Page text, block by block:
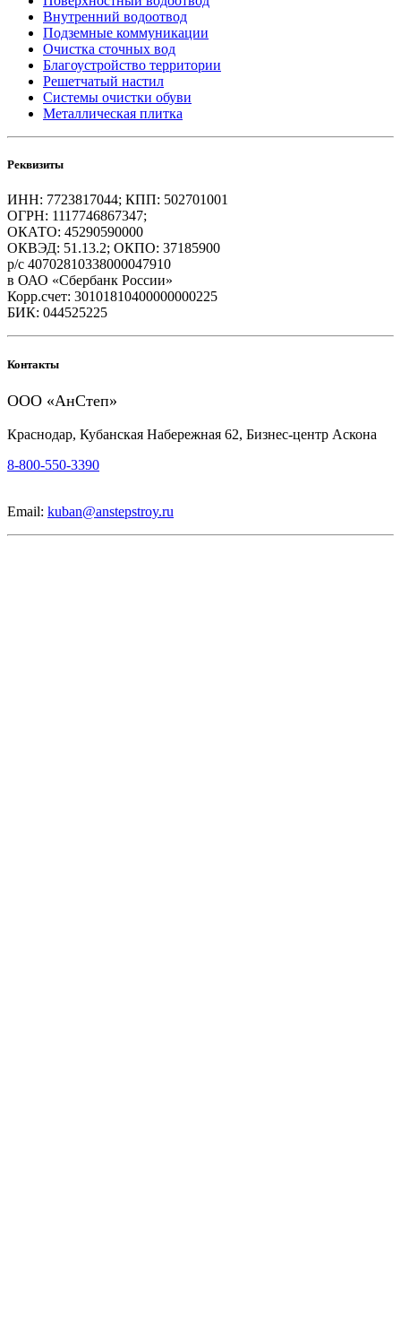
Внутренний водоотвод
Подземные коммуникации
Очистка сточных вод
Благоустройство территории
Решетчатый настил
Системы очистки обуви
Металлическая плитка
Реквизиты
ИНН: 7723817044; КПП: 502701001
ОГРН: 1117746867347;
ОКАТО: 45290590000
ОКВЭД: 51.13.2; ОКПО: 37185900
р/с 40702810338000047910
в ОАО «Сбербанк России»
Корр.счет: 30101810400000000225
БИК: 044525225
Контакты
ООО «АнСтеп»
Краснодар, Кубанская Набережная 62, Бизнес-центр Аскона
8-800-550-3390
Email: kuban@anstepstroy.ru